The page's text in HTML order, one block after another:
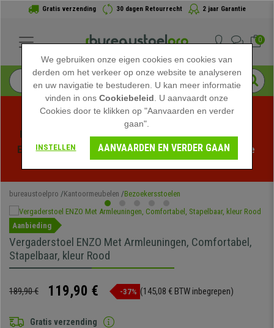
Gratis verzending 30 dagen Retourrecht 2 jaar Garantie
0
Profiteer van de Zomeruitverkoop bij bureaustoelpro!
Exclusieve kortingen voor een beperkte tijd - Bekijk de
bureaustoelpro Kantoormeubelen Bezoekersstoelen
Aanbieding
Vergaderstoel ENZO Met Armleuningen, Comfortabel,
Stapelbaar, kleur Rood
189,90 € 119,90 € -37% (145,08 € BTW inbegrepen)
Gratis verzending
We gebruiken onze eigen cookies en cookies van
derden om het verkeer op onze website te analyseren
en uw navigatie te bestuderen. U kan meer informatie
vinden in onsCookiebeleid . U aanvaardt onze
Cookies door te klikken op "Aanvaarden en verder
gaan".
INSTELLEN AANVAARDEN EN VERDER GAAN